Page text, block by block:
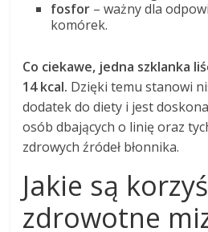
fosfor – ważny dla
komórek.
Co ciekawe, jedna szklanka
14 kcal. Dzięki temu stanowi
dodatek do diety i jest
osób dbających o linię oraz
zdrowych źródeł błonnika.
Jakie są
zdrowotne